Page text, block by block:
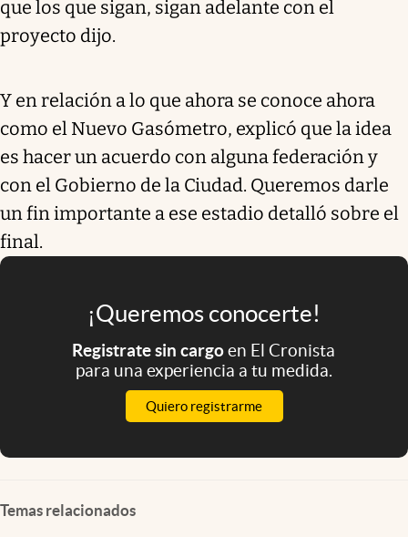
que los que sigan, sigan adelante con el
proyecto dijo.
Y en relación a lo que ahora se conoce ahora
como el Nuevo Gasómetro, explicó que la idea
es hacer un acuerdo con alguna federación y
con el Gobierno de la Ciudad. Queremos darle
un fin importante a ese estadio detalló sobre el
final.
¡Queremos conocerte!
Registrate sin cargoen El Cronista
para una experiencia a tu medida.
Quiero registrarme
Temas relacionados